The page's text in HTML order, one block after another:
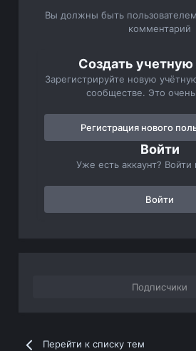
Вы должны быть
комментарий
Создать учетную
Зарегистрируйте новую
сообществе. Это
Регистрация нового
Войти
Уже есть аккаунт? Войти
Войти
Подписчики
Перейти к списку тем